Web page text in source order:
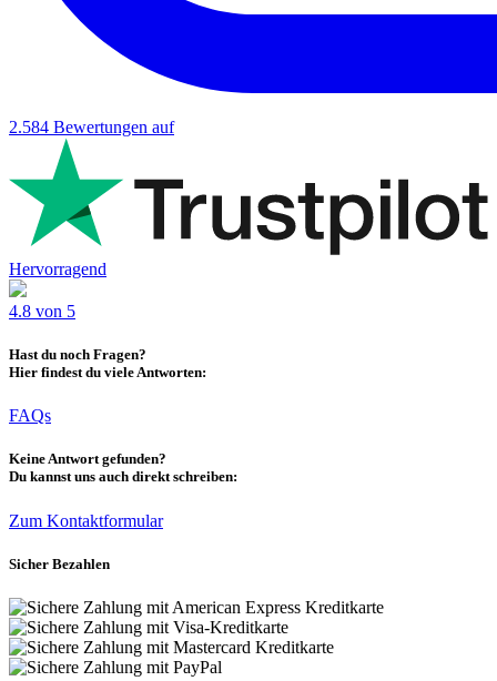
2.584 Bewertungen auf
Hervorragend
4.8 von 5
Hast du noch Fragen?
Hier findest du viele Antworten:
FAQs
Keine Antwort gefunden?
Du kannst uns auch direkt schreiben:
Zum Kontaktformular
Sicher Bezahlen